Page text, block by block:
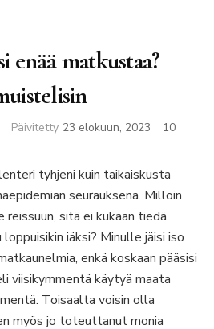
enää matkustaa?
Päivitetty 23 elokuun, 2023
10
tyhjeni kuin taikaiskusta
seurauksena. Milloin
reissuun, sitä ei kukaan tiedä.
iäksi? Minulle jäisi iso
enkä koskaan pääsisi
viisikymmentä käytyä maata
Toisaalta voisin olla
myös jo toteuttanut monia